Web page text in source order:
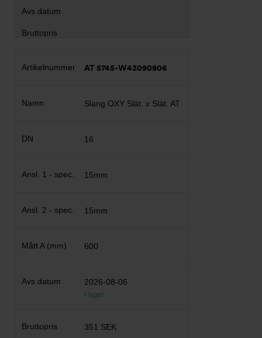
AT 5745-W43090906
Slang OXY Slät. x Slät. AT
16
15mm
15mm
600
2026-08-06
I lager
351 SEK